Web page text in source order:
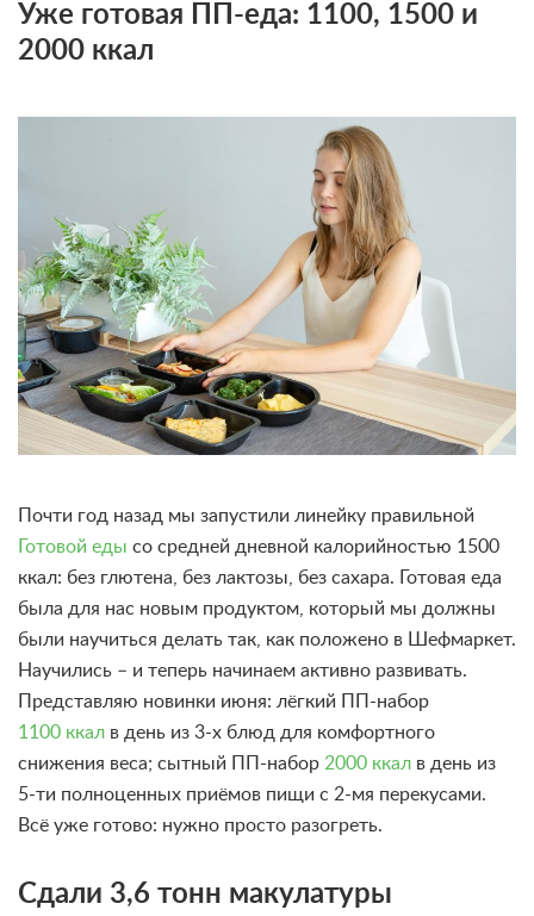
Уже готовая ПП-еда: 1100, 1500 и
2000 ккал
Почти год назад мы запустили линейку правильной
Готовой еды со средней дневной калорийностью 1500
ккал: без глютена, без лактозы, без сахара. Готовая еда
была для нас новым продуктом, который мы должны
были научиться делать так, как положено в Шефмаркет.
Научились – и теперь начинаем активно развивать.
Представляю новинки июня: лёгкий ПП-набор
1100 ккал в день из 3-х блюд для комфортного
снижения веса; сытный ПП-набор 2000 ккал в день из
5-ти полноценных приёмов пищи с 2-мя перекусами.
Всё уже готово: нужно просто разогреть.
Сдали 3,6 тонн макулатуры